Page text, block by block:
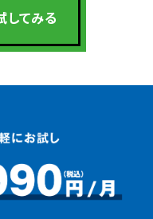
してみる